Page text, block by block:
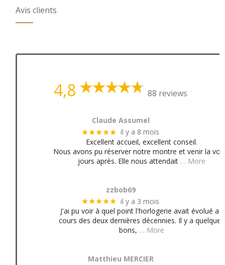
Avis clients
4,8 88 reviews
Claude Assumel
★★★★★ il y a 8 mois
Excellent accueil, excellent conseil.
Nous avons pu réserver notre montre et venir la
jours après. Elle nous attendait … More
zzbob69
★★★★★ il y a 3 mois
J'ai pu voir à quel point l'horlogerie avait évolué au
cours des deux dernières décennies. Il y a quelques
bons, … More
Matthieu MERCIER